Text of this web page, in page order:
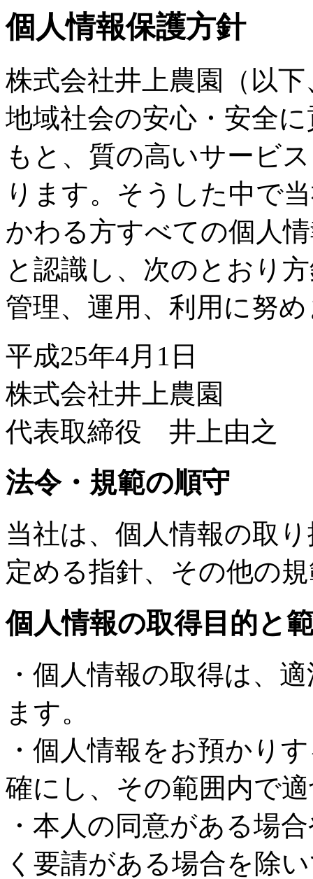
個人情報保護方針
株式会社井上農園（以
地域社会の安心・安全
もと、質の高いサービ
ります。そうした中で
かわる方すべての個人
と認識し、次のとおり
管理、運用、利用に努
平成25年4月1日
株式会社井上農園
代表取締役 井上由之
法令・規範の順守
当社は、個人情報の取
定める指針、その他の
個人情報の取得目的と
・個人情報の取得は、
ます。
・個人情報をお預かり
確にし、その範囲内で
・本人の同意がある場
く要請がある場合を除